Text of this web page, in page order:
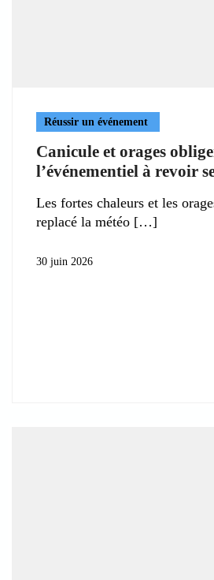
Réussir un événement
Canicule et orages
l’événementiel à revoir
Les fortes chaleurs et les
replacé la météo
30 juin 2026